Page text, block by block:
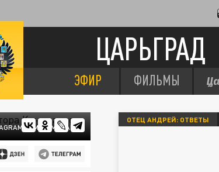
ЦАРЬГРАД
ЭФИР ФИЛЬМЫ
ADMANAPA
ОТЕЦ АНДРЕЙ: ОТВЕТЫ